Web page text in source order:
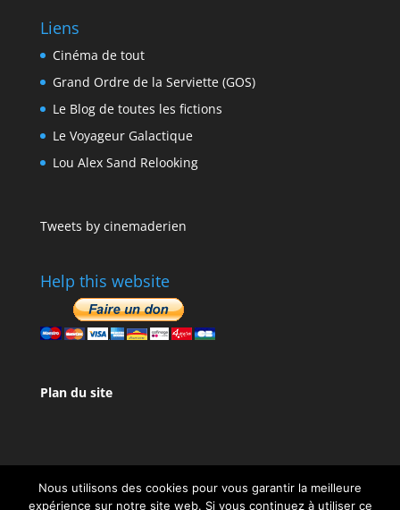
Liens
Cinéma de tout
Grand Ordre de la Serviette (GOS)
Le Blog de toutes les fictions
Le Voyageur Galactique
Lou Alex Sand Relooking
Tweets by cinemaderien
Help this website
Plan du site
Nous utilisons des cookies pour vous garantir la meilleure
expérience sur notre site web. Si vous continuez à utiliser ce